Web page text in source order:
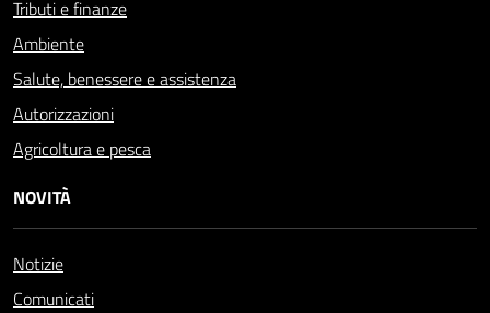
Tributi e finanze
Ambiente
Salute, benessere e assistenza
Autorizzazioni
Agricoltura e pesca
NOVITÀ
Notizie
Comunicati